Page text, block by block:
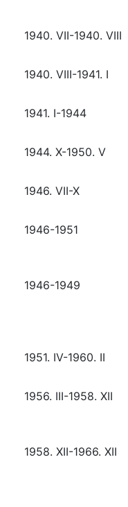
1940. VII-1940. VIII
1940. VIII-1941. I
1941. I-1944
1944. X-1950. V
1946. VII-X
1946-1951
1946-1949
1951. IV-1960. II
1956. III-1958. XII
1958. XII-1966. XII